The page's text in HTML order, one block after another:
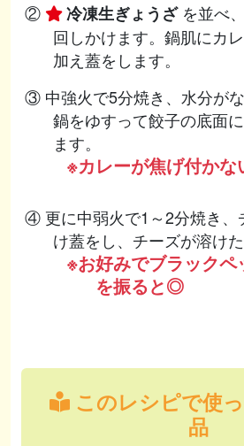
②
冷凍生ぎょうざを並べ
回しかけます。鍋肌にカ
加え蓋をします。
③ 中強火で5分焼き、水分が
鍋をゆすって餃子の底面
ます。
※カレーが焦げ付かな
④ 更に中弱火で1～2分焼き、
け蓋をし、チーズが溶けた
※お好みでブラックペ
を振ると◎
このレシピで使
品